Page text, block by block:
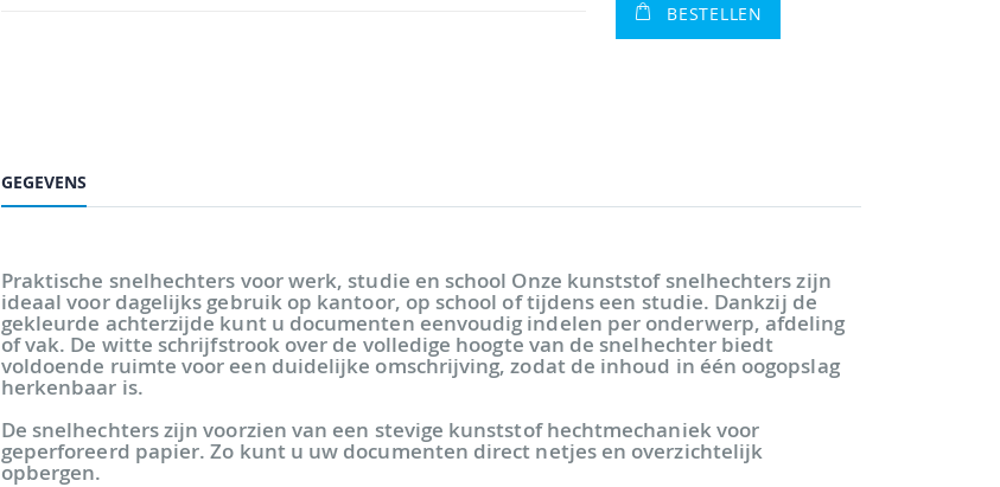
BESTELLEN
GEGEVENS
Praktische snelhechters voor werk, studie en school Onze kunststof snelhechters zijn
ideaal voor dagelijks gebruik op kantoor, op school of tijdens een studie. Dankzij de
gekleurde achterzijde kunt u documenten eenvoudig indelen per onderwerp, afdeling
of vak. De witte schrijfstrook over de volledige hoogte van de snelhechter biedt
voldoende ruimte voor een duidelijke omschrijving, zodat de inhoud in één oogopslag
herkenbaar is.
De snelhechters zijn voorzien van een stevige kunststof hechtmechaniek voor
geperforeerd papier. Zo kunt u uw documenten direct netjes en overzichtelijk
opbergen.